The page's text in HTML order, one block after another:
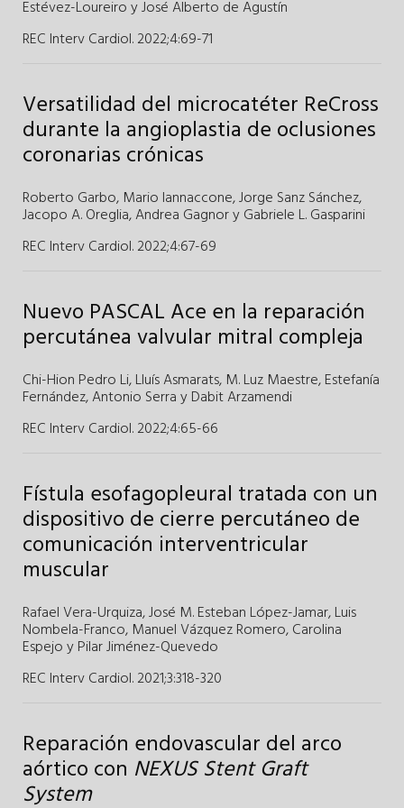
Estévez-LoureiroyJosé Alberto de Agustín
REC Interv Cardiol. 2022;4:69-71
Versatilidad del microcatéter ReCross
durante la angioplastia de oclusiones
coronarias crónicas
Roberto Garbo, Mario Iannaccone,Jorge Sanz Sánchez,
Jacopo A. Oreglia,Andrea Gagnory Gabriele L. Gasparini
REC Interv Cardiol. 2022;4:67-69
Nuevo PASCAL Ace en la reparación
percutánea valvular mitral compleja
Chi-Hion Pedro Li,Lluís Asmarats, M. Luz Maestre,Estefanía
Fernández,Antonio SerrayDabit Arzamendi
REC Interv Cardiol. 2022;4:65-66
Fístula esofagopleural tratada con un
dispositivo de cierre percutáneo de
comunicación interventricular
muscular
Rafael Vera-Urquiza,José M. Esteban López-Jamar,Luis
Nombela-Franco, Manuel Vázquez Romero,Carolina
EspejoyPilar Jiménez-Quevedo
REC Interv Cardiol. 2021;3:318-320
Reparación endovascular del arco
aórtico con NEXUS Stent Graft
System